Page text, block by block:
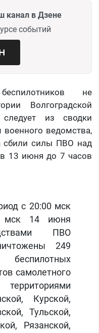
канал в Дзене
событий
не
Волгоградской
из сводки
ведомства,
сбили силы ПВО над
13 июня до 7 часов
с 20:00 мск
14 июня
ПВО
249
самолетного
Курской,
Тульской,
Рязанской,